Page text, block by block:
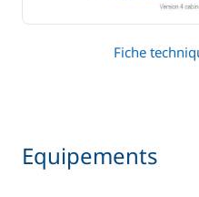
Fiche
Equipements